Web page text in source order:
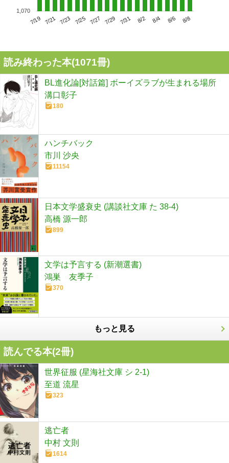
7/19 7/21 7/23 7/25 7/27 7/29 7/31 8/2 8/4 8/6 8/8
1,070
読み終わった本(1071冊)
BL進化論[対話篇] ボーイズラブが生まれる場所
溝口彰子
180
ハンチバック
市川 沙央
11154
日本文学盛衰史 (講談社文庫 た 38-4)
高橋 源一郎
899
文学は予言する (新潮選書)
鴻巣 友季子
370
もっと見る
読んでる本(2冊)
世界征服 (星海社文庫 シ 2-1)
至道 流星
323
逃亡者
中村 文則
1614